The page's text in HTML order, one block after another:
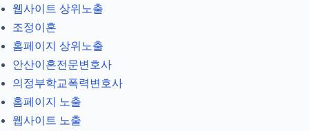
웹사이트 상위노출
조정이혼
홈페이지 상위노출
안산이혼전문변호사
의정부학교폭력변호사
홈페이지 노출
웹사이트 노출